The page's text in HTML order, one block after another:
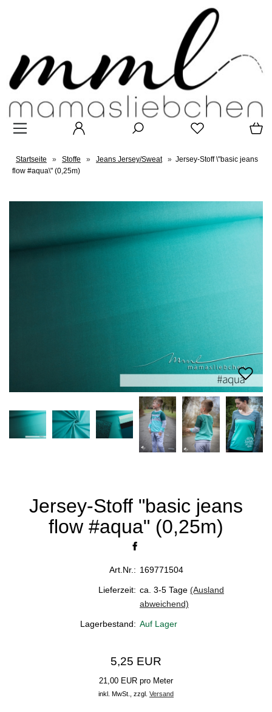
Startseite » Stoffe » Jeans Jersey/Sweat » Jersey-Stoff \"basic jeans
flow #aqua\" (0,25m)
Jersey-Stoff "basic jeans
flow #aqua" (0,25m)
Art.Nr.: 169771504
Lieferzeit: ca. 3-5 Tage (Ausland
abweichend)
Lagerbestand: Auf Lager
5,25 EUR
21,00 EUR pro Meter
inkl. MwSt., zzgl. Versand